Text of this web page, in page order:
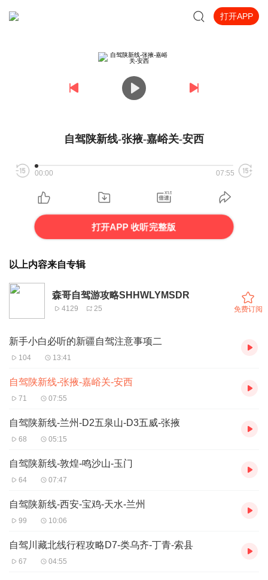
打开APP
自驾陕新线-张掖-嘉峪关-安西
00:00 07:55
打开APP 收听完整版
以上内容来自专辑
森哥自驾游攻略SHHWLYMSDR
4129 25 免费订阅
新手小白必听的新疆自驾注意事项二
104 13:41
自驾陕新线-张掖-嘉峪关-安西
71 07:55
自驾陕新线-兰州-D2五泉山-D3五威-张掖
68 05:15
自驾陕新线-敦煌-鸣沙山-玉门
64 07:47
自驾陕新线-西安-宝鸡-天水-兰州
99 10:06
自驾川藏北线行程攻略D7-类乌齐-丁青-索县
67 04:55